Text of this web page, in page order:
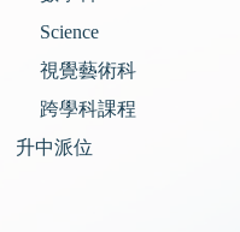
Science
視覺藝術科
跨學科課程
升中派位